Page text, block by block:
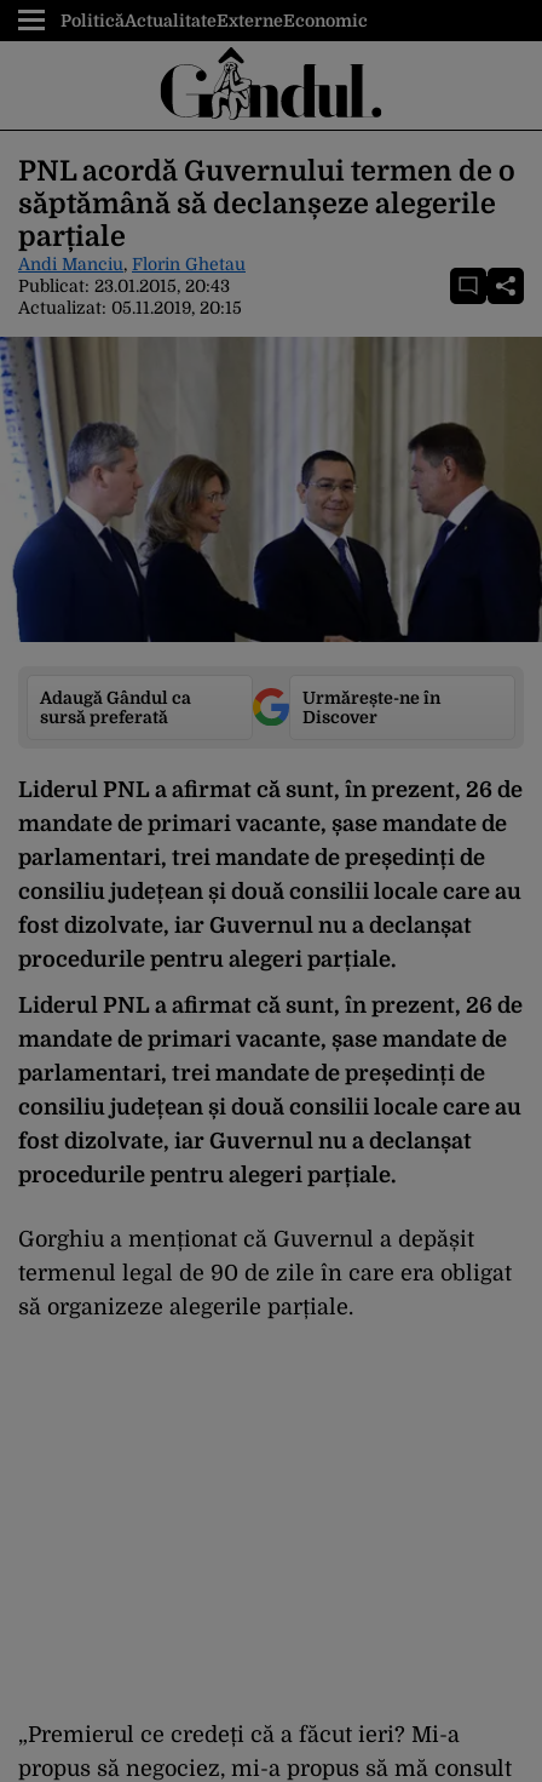
PoliticăActualitateExterneEconomic
PNL acordă Guvernului termen de o
săptămână să declanșeze alegerile
parțiale
Andi Manciu, Florin Ghetau
Publicat: 23.01.2015, 20:43
Actualizat: 05.11.2019, 20:15
Adaugă Gândul ca
sursă preferată
Urmărește-ne în
Discover
Liderul PNL a afirmat că sunt, în prezent, 26 de
mandate de primari vacante, șase mandate de
parlamentari, trei mandate de președinți de
consiliu județean și două consilii locale care au
fost dizolvate, iar Guvernul nu a declanșat
procedurile pentru alegeri parțiale.
Liderul PNL a afirmat că sunt, în prezent, 26 de
mandate de primari vacante, șase mandate de
parlamentari, trei mandate de președinți de
consiliu județean și două consilii locale care au
fost dizolvate, iar Guvernul nu a declanșat
procedurile pentru alegeri parțiale.
Gorghiu a menționat că Guvernul a depășit
termenul legal de 90 de zile în care era obligat
să organizeze alegerile parțiale.
„Premierul ce credeți că a făcut ieri? Mi-a
propus să negociez, mi-a propus să mă consult